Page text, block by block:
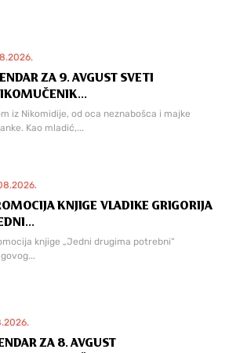
ZA 9. AVGUST SVETI
iz Nikomidije, od oca neznabošca i majke
Kao mladić,...
KNJIGE VLADIKE GRIGORIJA
knjige „Jedni drugima potrebni“
ZA 8. AVGUST